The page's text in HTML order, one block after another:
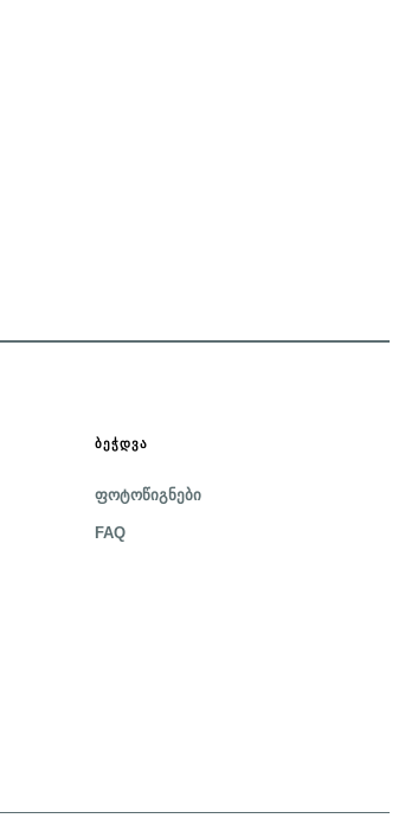
ᲑᲔᲭᲓᲕᲐ
ფოტოწიგნები
FAQ